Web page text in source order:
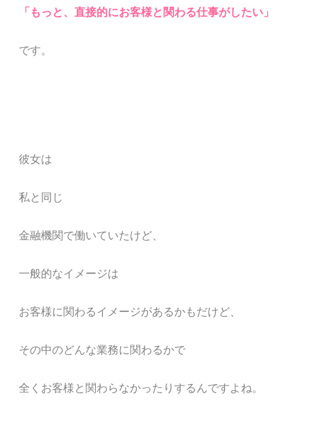
「もっと、直接的にお客様と関わる仕事がしたい 」
です。
彼女は
私と同じ
金融機関で働いていたけど、
一般的なイメージは
お客様に関わるイメージがあるかもだけど
その中のどんな業務に関わるかで
全くお客様と関わらなかったりするんですよね。